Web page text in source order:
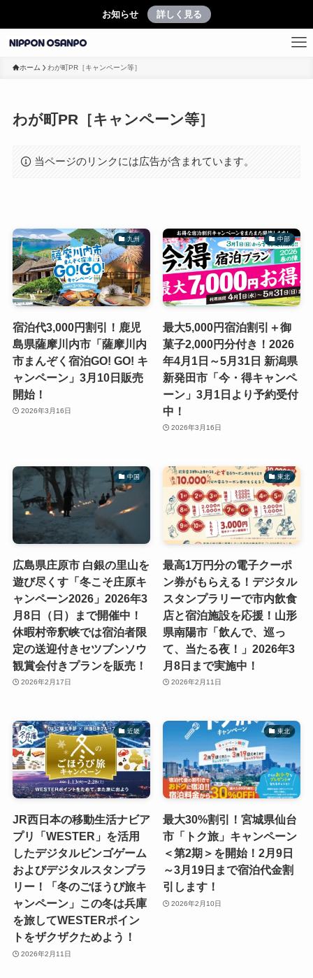
お知らせ 詳しく見る
ホーム わが町PR［キャンペーン等］
わが町PR［キャンペーン等］
当ページのリンクには広告が含まれています。
九州
宿泊代3,000円割引！鹿児
島県薩摩川内市「薩摩川内
市まんぞく宿泊GO! GO! キ
ャンペーン」3月10日販売
開始！
2026年3月16日
中部
最大5,000円宿泊割引＋御
菓子2,000円分付き！2026
年4月1日～5月31日 新潟県
新発田市「今・得キャンペ
ーン」3月1日より予約受付
中！
2026年3月16日
中国
広島県庄原市 白銀の里山を
遊び尽くす「冬こそ庄原キ
ャンペーン2026」2026年3
月8日（日）まで開催中！
休暇村帝釈峡では宿泊者限
定の送迎付きセツブンソウ
観賞会付きプランを販売！
2026年2月17日
東北
最高1万円分の電子クーポ
ン券がもらえる！デジタル
スタンプラリーで市内飲食
店と宿泊施設を応援！山形
県南陽市「飲んで、巡っ
て、当たる夜！」2026年3
月8日まで実施中！
2026年2月11日
近畿
JR西日本の移動生活ナビア
プリ「WESTER」を活用
したデジタルビンゴゲーム
およびデジタルスタンプラ
リー！「冬のごほうび旅キ
ャンペーン」この冬は兵庫
を旅してWESTERポイン
トをザクザクためよう！
2026年2月11日
東北
最大30%割引！宮城県仙台
市「トク旅」キャンペーン
＜第2期＞を開始！2月9日
～3月19日まで宿泊代金割
引します！
2026年2月10日